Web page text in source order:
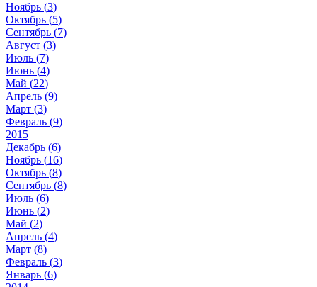
Ноябрь (3)
Октябрь (5)
Сентябрь (7)
Август (3)
Июль (7)
Июнь (4)
Май (22)
Апрель (9)
Март (3)
Февраль (9)
2015
Декабрь (6)
Ноябрь (16)
Октябрь (8)
Сентябрь (8)
Июль (6)
Июнь (2)
Май (2)
Апрель (4)
Март (8)
Февраль (3)
Январь (6)